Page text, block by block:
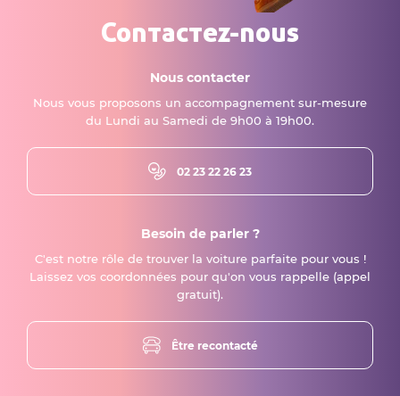
Contactez-nous
Nous contacter
Nous vous proposons un accompagnement sur-mesure
du Lundi au Samedi de 9h00 à 19h00.
02 23 22 26 23
Besoin de parler ?
C'est notre rôle de trouver la voiture parfaite pour vous !
Laissez vos coordonnées pour qu'on vous rappelle (appel
gratuit).
Être recontacté